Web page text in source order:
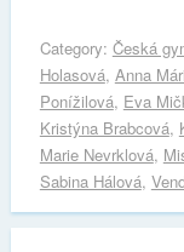
Category: Česká
Holasová, Anna
Ponížilová, Eva
Kristýna Brabcová,
Marie Nevrklová,
Sabina Hálová,